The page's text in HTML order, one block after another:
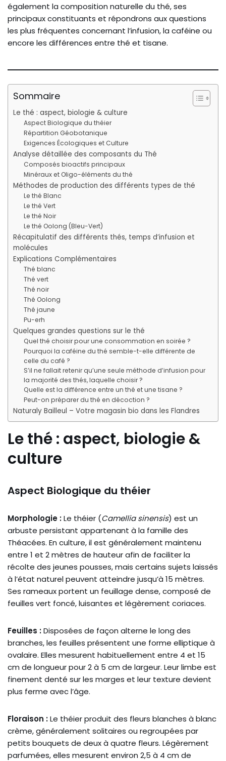
également la composition naturelle du thé, ses
principaux constituants et répondrons aux questions
les plus fréquentes concernant l’infusion, la caféine ou
encore les différences entre thé et tisane.
Sommaire
Le thé : aspect, biologie & culture
Aspect Biologique du théier
Répartition Géobotanique
Exigences Écologiques et Culture
Analyse détaillée des composants du Thé
Composés bioactifs principaux
Minéraux et Oligo-éléments du thé
Méthodes de production des différents types de thé
Le thé Blanc
Le thé Vert
Le thé Noir
Le thé Oolong (Bleu-Vert)
Récapitulatif des différents thés, temps d’infusion et
molécules
Explications Complémentaires
Thé blanc
Thé vert
Thé noir
Thé Oolong
Thé jaune
Pu-erh
Quelques grandes questions sur le thé
Quel thé choisir pour une consommation en soirée ?
Pourquoi la caféine du thé semble-t-elle différente de
celle du café ?
S’il ne fallait retenir qu’une seule méthode d’infusion pour
la majorité des thés, laquelle choisir ?
Quelle est la différence entre un thé et une tisane ?
Peut-on préparer du thé en décoction ?
Naturaly Bailleul – Votre magasin bio dans les Flandres
Le thé : aspect, biologie &
culture
Aspect Biologique du théier
Morphologie :Le théier (Camellia sinensis) est un
arbuste persistant appartenant à la famille des
Théacées. En culture, il est généralement maintenu
entre 1 et 2 mètres de hauteur afin de faciliter la
récolte des jeunes pousses, mais certains sujets laissés
à l’état naturel peuvent atteindre jusqu’à 15 mètres.
Ses rameaux portent un feuillage dense, composé de
feuilles vert foncé, luisantes et légèrement coriaces.
Feuilles :Disposées de façon alterne le long des
branches, les feuilles présentent une forme elliptique à
ovalaire. Elles mesurent habituellement entre 4 et 15
cm de longueur pour 2 à 5 cm de largeur. Leur limbe est
finement denté sur les marges et leur texture devient
plus ferme avec l’âge.
Floraison :Le théier produit des fleurs blanches à blanc
crème, généralement solitaires ou regroupées par
petits bouquets de deux à quatre fleurs. Légèrement
parfumées, elles mesurent environ 2,5 à 4 cm de